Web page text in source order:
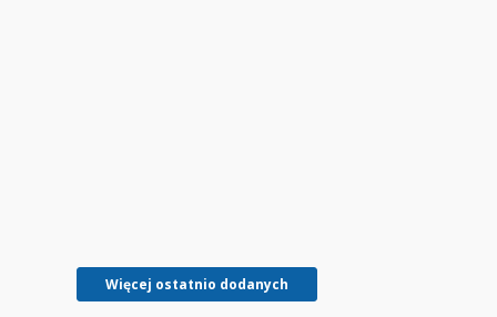
Więcej ostatnio dodanych